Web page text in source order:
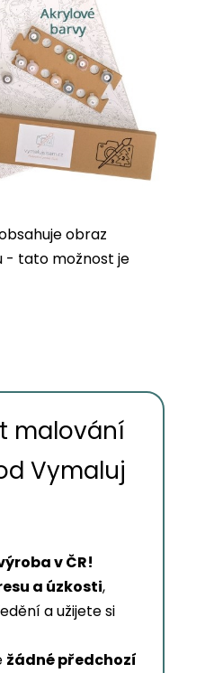
obraz
- tato možnost je
malování
Vymaluj
v ČR!
a úzkosti,
a užijete si
žádné předchozí